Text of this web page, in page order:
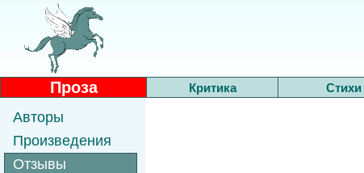
Проза Критика Стихи
Авторы
Произведения
Отзывы